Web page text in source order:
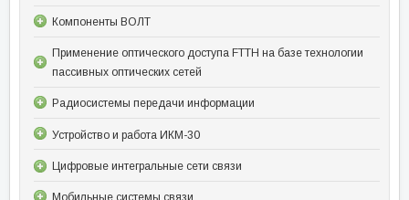
Компоненты ВОЛТ
Применение оптического доступа FTTH на базе технологии
пассивных оптических сетей
Радиосистемы передачи информации
Устройство и работа ИКМ-30
Цифровые интегральные сети связи
Мобильные системы связи